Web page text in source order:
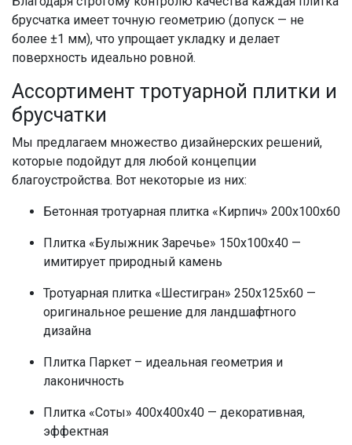
брусчатка имеет точную геометрию (допуск — не
более ±1 мм), что упрощает укладку и делает
поверхность идеально ровной.
Ассортимент тротуарной плитки и
брусчатки
Мы предлагаем множество дизайнерских решений,
которые подойдут для любой концепции
благоустройства. Вот некоторые из них:
Бетонная тротуарная плитка «Кирпич» 200х100х60
Плитка «Булыжник Заречье» 150х100х40 —
имитирует природный камень
Тротуарная плитка «Шестигран» 250х125х60 —
оригинальное решение для ландшафтного
дизайна
Плитка Паркет – идеальная геометрия и
лаконичность
Плитка «Соты» 400х400х40 — декоративная,
эффектная